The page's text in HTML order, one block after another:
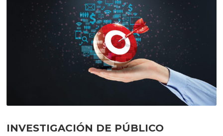
INVESTIGACIÓN DE PÚBLICO